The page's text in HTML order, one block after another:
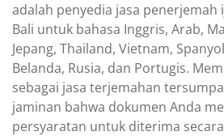
adalah penyedia jasa
Bali untuk bahasa Inggris, Arab,
Jepang, Thailand, Vietnam,
Belanda, Rusia, dan Portugis.
sebagai jasa terjemahan
jaminan bahwa dokumen Anda
persyaratan untuk diterima